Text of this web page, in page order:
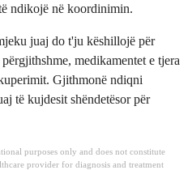
ndikojë në koordinimin.
juaj do t'ju këshillojë për
medikamentet e tjera
Gjithmonë ndiqni
të kujdesit shëndetësor për
purposes only and does not constitute
provider for diagnosis and treatment